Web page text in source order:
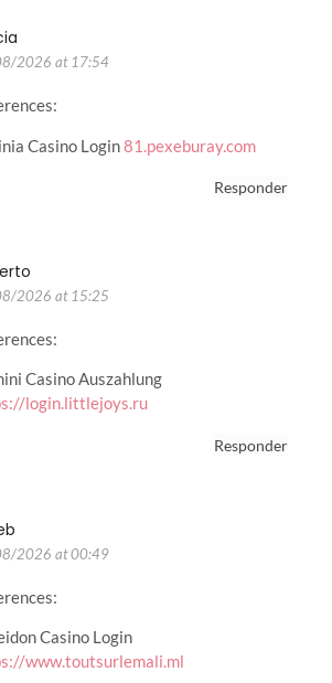
2026 at 17:54
Casino Login81.pexeburay.com
Responder
2026 at 15:25
Casino Auszahlung
login.littlejoys.ru
Responder
2026 at 00:49
Casino Login
www.toutsurlemali.ml